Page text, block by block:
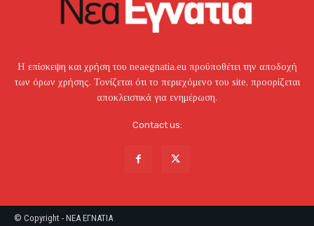
Η επίσκεψη και χρήση του neaegnatia.eu προϋποθέτει την αποδοχή
των όρων χρήσης. Τονίζεται ότι το περιεχόμενο του site, προορίζεται
αποκλειστικά για ενημέρωση.
Contact us:
© Copyright - NEA EΓNATIA